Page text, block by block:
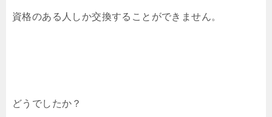
資格のある人しか交換することができません。
どうでしたか？